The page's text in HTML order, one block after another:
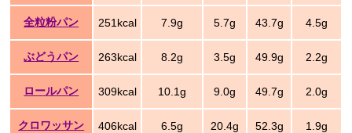
全粒粉パン 251kcal 7.9g 5.7g 43.7g 4.5g
ぶどうパン 263kcal 8.2g 3.5g 49.9g 2.2g
ロールパン 309kcal 10.1g 9.0g 49.7g 2.0g
クロワッサン 406kcal 6.5g 20.4g 52.3g 1.9g